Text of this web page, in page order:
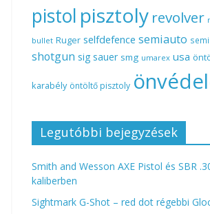
pistol pisztoly revolver
bullet Ruger selfdefence semiauto
shotgun sig sauer smg umarex usa
karabély öntöltő pisztoly
Legutóbbi bejegyzések
Smith and Wesson AXE Pistol és SBR
kaliberben
Sightmark G-Shot – red dot régebbi